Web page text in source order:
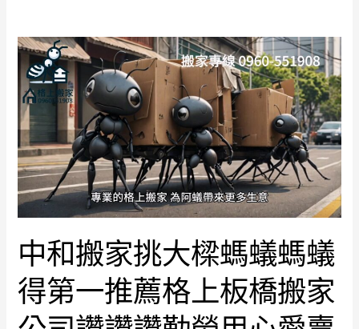
中和搬家挑大樑螞蟻螞蟻
得第一推薦格上板橋搬家
中
和
搬
家
挑
大
樑
螞
蟻
螞
蟻
得
第